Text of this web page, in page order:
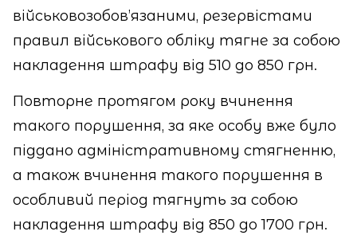
військовозобов’язаними, резервістами
правил військового обліку тягне за собою
накладення штрафу від 510 до 850 грн.
Повторне протягом року вчинення
такого порушення, за яке особу вже було
піддано адміністративному стягненню,
а також вчинення такого порушення в
особливий період тягнуть за собою
накладення штрафу від 850 до 1700 грн.